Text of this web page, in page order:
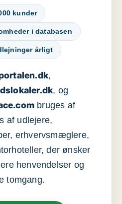
kunder
i databasen
årligt
,
, og
bruges af
af udlejere,
erhvervsmæglere,
der ønsker
henvendelser og
tomgang.